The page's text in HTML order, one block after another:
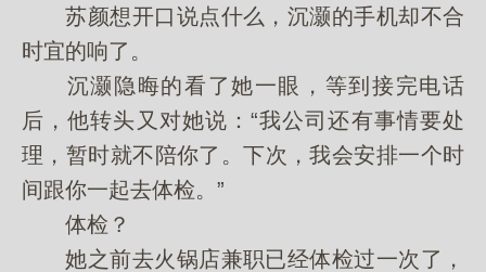
苏颜想开口说点什么，沉灏的手机却不合
时宜的响了。
沉灏隐晦的看了她一眼，等到接完电话
后，他转头又对她说：“我公司还有事情要处
理，暂时就不陪你了。下次，我会安排一个时
间跟你一起去体检。”
体检？
她之前去火锅店兼职已经体检过一次了，